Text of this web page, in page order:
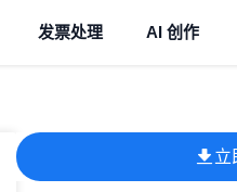
发票处理 AI 创作
立